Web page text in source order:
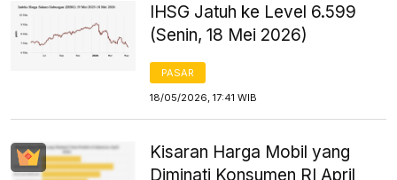
IHSG Jatuh ke Level 6.599
(Senin, 18 Mei 2026)
PASAR
18/05/2026, 17:41 WIB
Kisaran Harga Mobil yang
Diminati Konsumen RI April